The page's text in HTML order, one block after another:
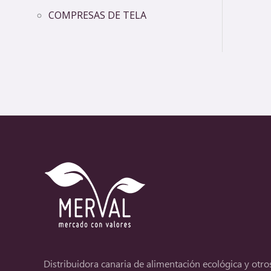
COMPRESAS DE TELA
Distribuidora canaria de alimentación ecológica y